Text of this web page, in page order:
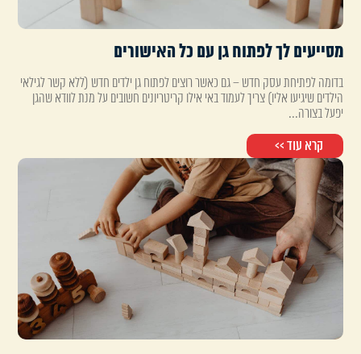
מסייעים לך לפתוח גן עם כל האישורים
בדומה לפתיחת עסק חדש – גם כאשר רוצים לפתוח גן ילדים חדש (ללא קשר לגילאי
הילדים שיגיעו אליו) צריך לעמוד באי אילו קריטריונים חשובים על מנת לוודא שהגן
יפעל בצורה...
קרא עוד >>